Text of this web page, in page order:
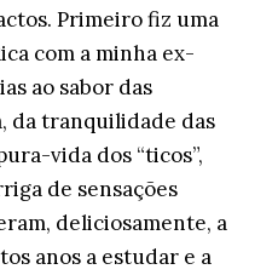
Primeiro fiz uma
com a minha ex-
ao sabor das
da tranquilidade das
vida dos “ticos”,
de sensações
deliciosamente, a
anos a estudar e a